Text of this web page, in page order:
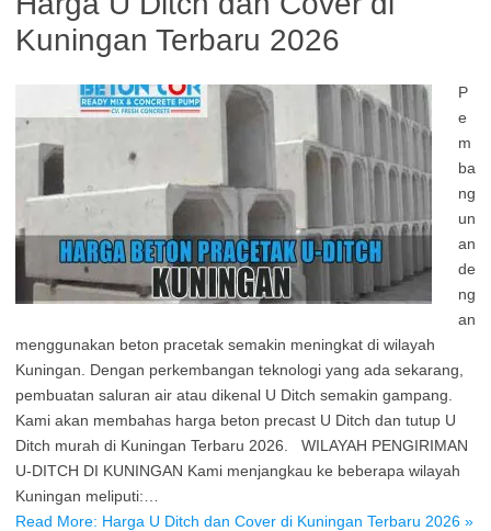
Kuningan Terbaru 2026
P
e
m
ba
ng
un
an
de
ng
an
menggunakan beton pracetak semakin meningkat di wilayah
Kuningan. Dengan perkembangan teknologi yang ada sekarang,
pembuatan saluran air atau dikenal U Ditch semakin gampang.
Kami akan membahas harga beton precast U Ditch dan tutup U
Ditch murah di Kuningan Terbaru 2026. WILAYAH PENGIRIMAN
U-DITCH DI KUNINGAN Kami menjangkau ke beberapa wilayah
Kuningan meliputi:…
Read More: Harga U Ditch dan Cover di Kuningan Terbaru 2026 »